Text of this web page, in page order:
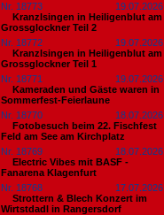
Nr. 18773
19.07.2026
Kranzlsingen in Heiligenblut am
Grossglockner Teil 2
Nr. 18772
19.07.2026
Kranzlsingen in Heiligenblut am
Grossglockner Teil 1
Nr. 18771
19.07.2026
Kameraden und Gäste waren in
Sommerfest-Feierlaune
Nr. 18770
18.07.2026
Fotobesuch beim 22. Fischfest
Feld am See am Kirchplatz
Nr. 18769
18.07.2026
Electric Vibes mit BASF -
Fanarena Klagenfurt
Nr. 18768
17.07.2026
Strottern & Blech Konzert im
Wirtstdadl in Rangersdorf